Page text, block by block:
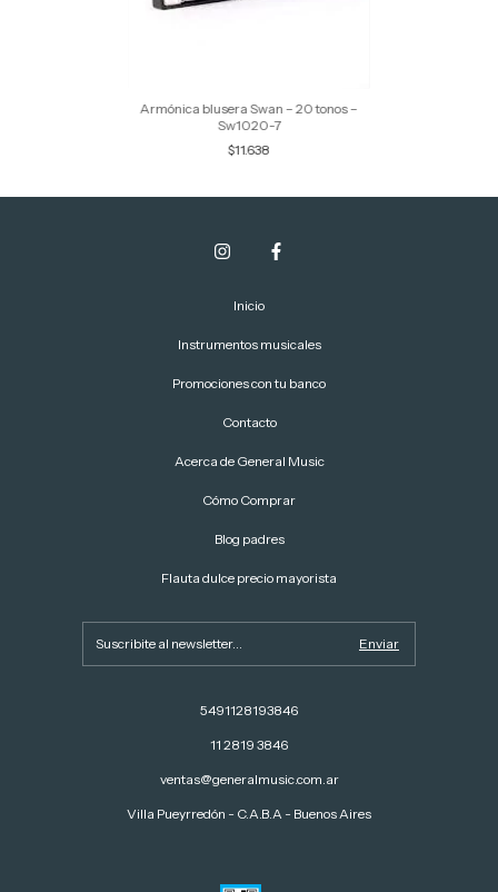
Armónica blusera Swan – 20 tonos –
Sw1020-7
$11.638
Inicio
Instrumentos musicales
Promociones con tu banco
Contacto
Acerca de General Music
Cómo Comprar
Blog padres
Flauta dulce precio mayorista
5491128193846
11 2819 3846
ventas@generalmusic.com.ar
Villa Pueyrredón - C.A.B.A - Buenos Aires